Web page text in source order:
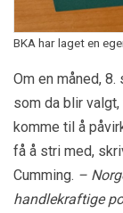
BKA har laget en
Om en måned,
som da blir
komme til å
få å stri med,
Cumming. –
handlekraftige